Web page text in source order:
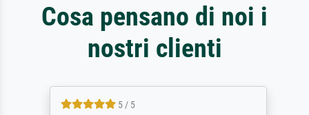
Cosa pensano di noi i
nostri clienti
5 / 5